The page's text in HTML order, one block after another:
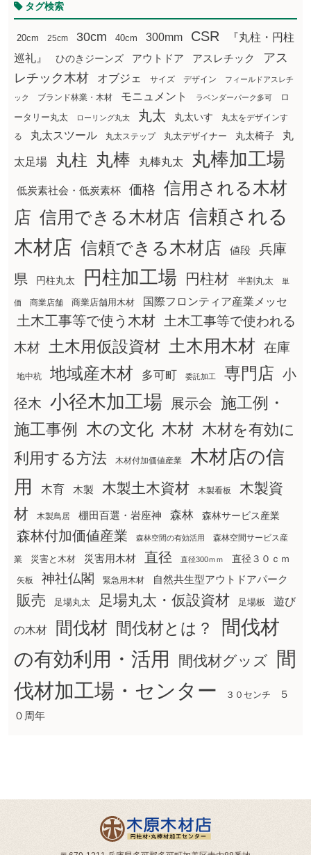
タグ検索
20cm 25cm 30cm 40cm 300mm CSR
『丸柱・円柱
巡礼』
ひのきジーンズ アウトドア アスレチック
アス
レチック木材
オブジェ サイズ デザイン フィールドアスレチ
ック ブランド林業・木材 モニュメント ラベンダーパーク多可
ロ
ータリー丸太
ローリング丸太 丸太 丸太いす
丸太をデザインす
る
丸太スツール 丸太ステップ 丸太デザイナー 丸太椅子 丸
太足場 丸柱 丸棒 丸棒丸太 丸棒加工場
低炭素社会・低炭素杯 価格
信用される木材
店 信用できる木材店 信頼される
木材店 信頼できる木材店 値段
兵庫
県
円柱丸太 円柱加工場 円柱材 半割丸太 単
価 商業店舗 商業店舗用木材 国際フロンティア産業メッセ
土木工事等で使う木材
土木工事等で使われる
木材
土木用仮設資材 土木用木材 在庫
地中杭 地域産木材 多可町 委託加工 専門店 小
径木 小径木加工場 展示会 施工例・
施工事例
木の文化 木材 木材を有効に
利用する方法
木材付加価値産業
木材店の信
用
木育 木製 木製土木資材 木製看板
木製資
材
木製鳥居 棚田百選・岩座神 森林 森林サービス産業
森林付加価値産業 森林空間の有効活用 森林空間サービス産
業 災害と木材 災害用木材 直径 直径300ｍｍ 直径３０ｃｍ
矢板 神社仏閣 緊急用木材 自然共生型アウトドアパーク
販売 足場丸太 足場丸太・仮設資材 足場板 遊び
の木材 間伐材 間伐材とは？
間伐材
の有効利用・活用
間伐材グッズ
間
伐材加工場・センター
３０センチ
５
０周年